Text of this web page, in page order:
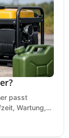
passt
Wartung,